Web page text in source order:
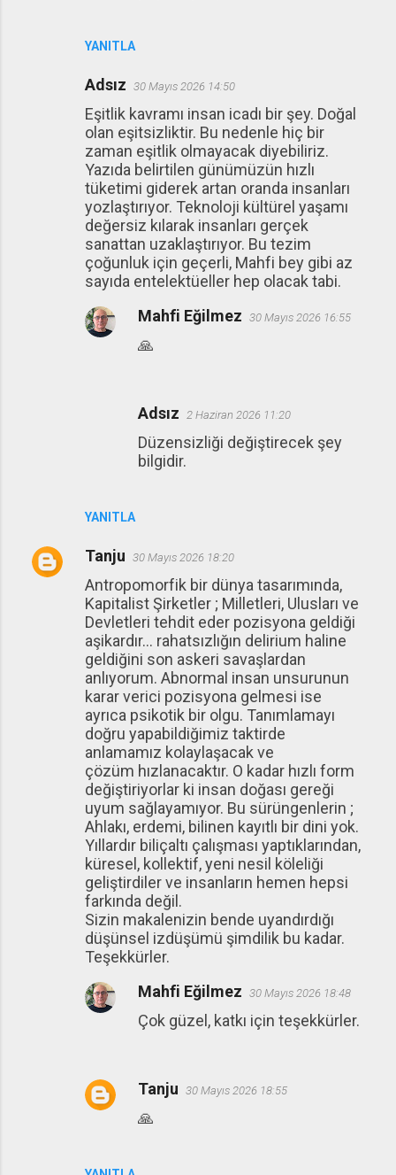
YANITLA
Adsız 30 Mayıs 2026 14:50
Eşitlik kavramı insan icadı bir şey. Doğal
olan eşitsizliktir. Bu nedenle hiç bir
zaman eşitlik olmayacak diyebiliriz.
Yazıda belirtilen günümüzün hızlı
tüketimi giderek artan oranda insanları
yozlaştırıyor. Teknoloji kültürel yaşamı
değersiz kılarak insanları gerçek
sanattan uzaklaştırıyor. Bu tezim
çoğunluk için geçerli, Mahfi bey gibi az
sayıda entelektüeller hep olacak tabi.
YANITLA
Mahfi Eğilmez 30 Mayıs 2026 16:55
🙏
Adsız 2 Haziran 2026 11:20
Düzensizliği değiştirecek şey
bilgidir.
Tanju 30 Mayıs 2026 18:20
Antropomorfik bir dünya tasarımında,
Kapitalist Şirketler ; Milletleri, Ulusları ve
Devletleri tehdit eder pozisyona geldiği
aşikardır... rahatsızlığın delirium haline
geldiğini son askeri savaşlardan
anlıyorum. Abnormal insan unsurunun
karar verici pozisyona gelmesi ise
ayrıca psikotik bir olgu. Tanımlamayı
doğru yapabildiğimiz taktirde
anlamamız kolaylaşacak ve
çözüm hızlanacaktır. O kadar hızlı form
değiştiriyorlar ki insan doğası gereği
uyum sağlayamıyor. Bu sürüngenlerin ;
Ahlakı, erdemi, bilinen kayıtlı bir dini yok.
Yıllardır biliçaltı çalışması yaptıklarından,
küresel, kollektif, yeni nesil köleliği
geliştirdiler ve insanların hemen hepsi
farkında değil.
Sizin makalenizin bende uyandırdığı
düşünsel izdüşümü şimdilik bu kadar.
Teşekkürler.
Mahfi Eğilmez 30 Mayıs 2026 18:48
Çok güzel, katkı için teşekkürler.
Tanju 30 Mayıs 2026 18:55
🙏